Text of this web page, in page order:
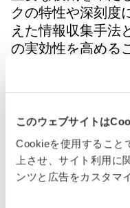
このウェブサイトは
Cookieを使用すること
上させ、サイト利用に
ンツと広告をカスタマ
クの特性や深刻度
えた情報収集手法
の実効性を高める
そこで、世界的に
策定団体である
DDを求める
で、企業が「意味
していけるのかに
もに理解を深めま